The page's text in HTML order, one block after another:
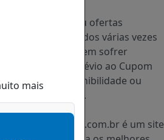
mais
cupons ou ofertas
são atualizados várias vezes
sendo que podem sofrer
sem aviso prévio ao Cupom
Hoje, indisponibilidade ou
os estoques.
é um site